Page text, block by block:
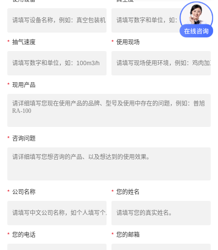
* 抽气速度 * 使用现场
* 现用产品
* 咨询问题
* 公司名称 * 您的姓名
* 您的电话 * 您的邮箱